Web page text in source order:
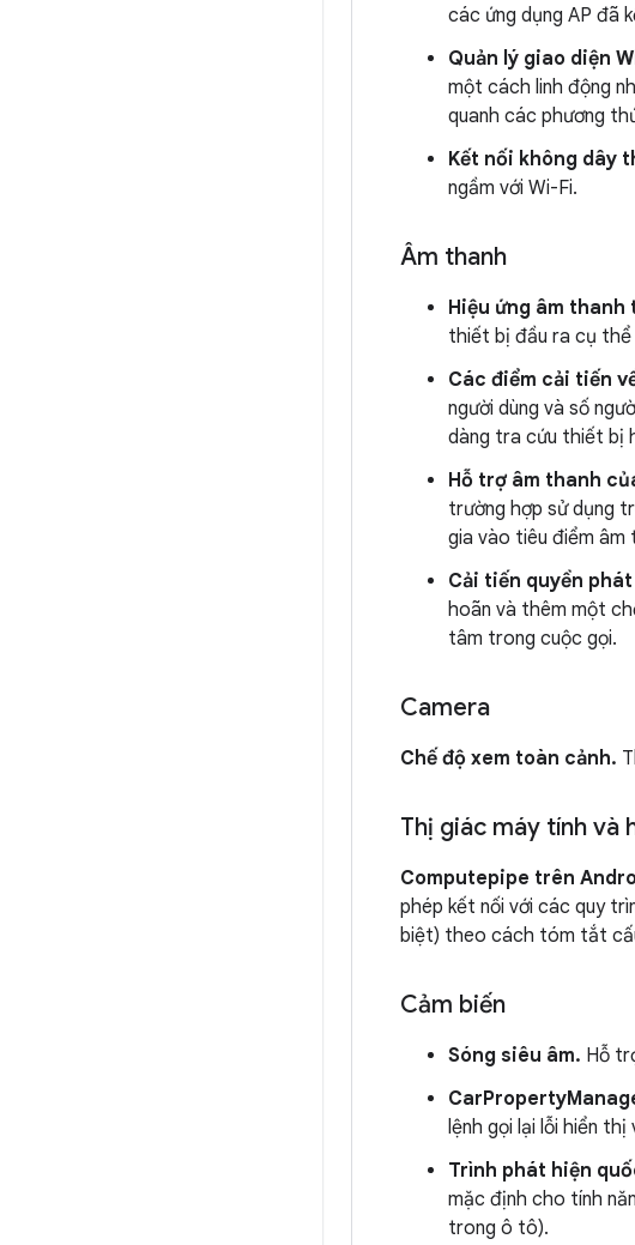
các ứng dụng AP đã
Quản lý giao diện
một cách linh động
quanh các phương
Kết nối không dây
ngầm với Wi-Fi.
Âm thanh
Hiệu ứng âm
thiết bị đầu ra cụ thể
Các điểm cải tiến
người dùng và số
dàng tra cứu thiết bị
Hỗ trợ âm thanh
trường hợp sử dụng
gia vào tiêu điểm âm
Cải tiến quyền
hoãn và thêm một
tâm trong cuộc gọi.
Camera
Chế độ xem toàn cảnh.
Thị giác máy tính và
Computepipe trên
phép kết nối với các quy
biệt) theo cách tóm tắt
Cảm biến
Sóng siêu âm. Hỗ
lệnh gọi lại lỗi hiển
Trình phát hiện
mặc định cho tính
trong ô tô).